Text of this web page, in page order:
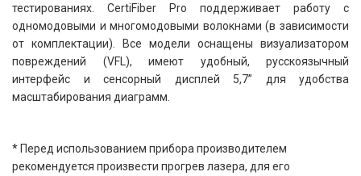
тестированиях. CertiFiber Pro поддерживает работу с
одномодовыми и многомодовыми волокнами (в зависимости
от комплектации). Все модели оснащены визуализатором
повреждений (VFL), имеют удобный, русскоязычный
интерфейс и сенсорный дисплей 5,7” для удобства
масштабирования диаграмм.
* Перед использованием прибора производителем
рекомендуется произвести прогрев лазера, для его